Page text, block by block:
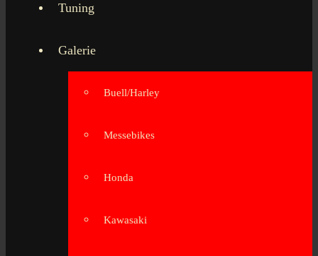
Tuning
Galerie
Buell/Harley
Messebikes
Honda
Kawasaki